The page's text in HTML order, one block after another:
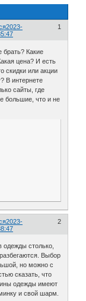
1
2023-
брать? Какие
цена? И есть
скидки или акции
В интернете
сайты, где
большие, что и не
2
2023-
одежды столько,
Выбор
но можно с
сказать, что
одежды имеют
и свой шарм.